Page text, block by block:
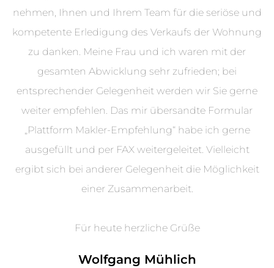
nehmen, Ihnen und Ihrem Team für die seriöse und
kompetente Erledigung des Verkaufs der Wohnung
zu danken. Meine Frau und ich waren mit der
gesamten Abwicklung sehr zufrieden; bei
entsprechender Gelegenheit werden wir Sie gerne
weiter empfehlen. Das mir übersandte Formular
„Plattform Makler-Empfehlung“ habe ich gerne
ausgefüllt und per FAX weitergeleitet. Vielleicht
ergibt sich bei anderer Gelegenheit die Möglichkeit
einer Zusammenarbeit.
Für heute herzliche Grüße
Wolfgang Mühlich